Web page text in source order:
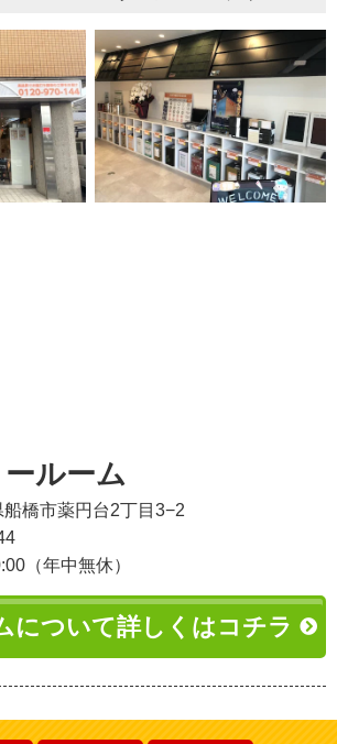
ルーム
橋市薬円台2丁目3−2
（年中無休）
について詳しくはコチラ